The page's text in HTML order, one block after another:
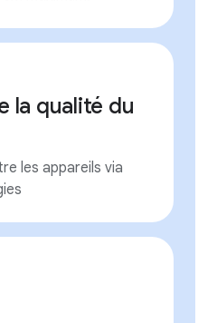
la qualité du
les appareils via